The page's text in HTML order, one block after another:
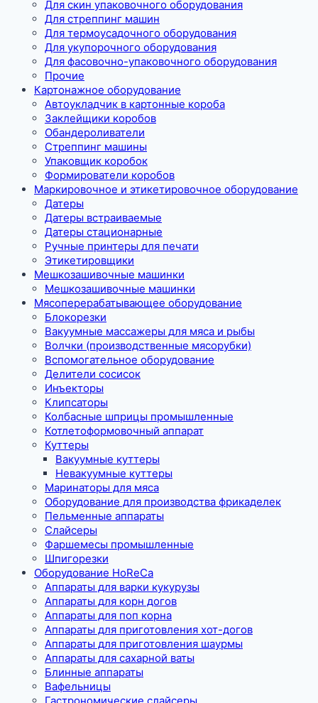
Для скин упаковочного оборудования
Для стреппинг машин
Для термоусадочного оборудования
Для укупорочного оборудования
Для фасовочно-упаковочного оборудования
Прочие
Картонажное оборудование
Автоукладчик в картонные короба
Заклейщики коробов
Обандероливатели
Стреппинг машины
Упаковщик коробок
Формирователи коробов
Маркировочное и этикетировочное оборудование
Датеры
Датеры встраиваемые
Датеры стационарные
Ручные принтеры для печати
Этикетировщики
Мешкозашивочные машинки
Мешкозашивочные машинки
Мясоперерабатывающее оборудование
Блокорезки
Вакуумные массажеры для мяса и рыбы
Волчки (производственные мясорубки)
Вспомогательное оборудование
Делители сосисок
Инъекторы
Клипсаторы
Колбасные шприцы промышленные
Котлетоформовочный аппарат
Куттеры
Вакуумные куттеры
Невакуумные куттеры
Маринаторы для мяса
Оборудование для производства фрикаделек
Пельменные аппараты
Слайсеры
Фаршемесы промышленные
Шпигорезки
Оборудование HoReCa
Аппараты для варки кукурузы
Аппараты для корн догов
Аппараты для поп корна
Аппараты для приготовления хот-догов
Аппараты для приготовления шаурмы
Аппараты для сахарной ваты
Блинные аппараты
Вафельницы